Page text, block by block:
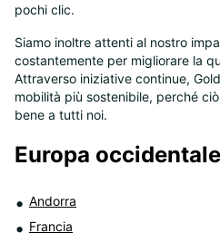
pochi clic.
Siamo inoltre attenti al nostro
costantemente per migliorare la
Attraverso iniziative continue,
mobilità più sostenibile, perché
bene a tutti noi.
Europa occidentale
Andorra
Francia